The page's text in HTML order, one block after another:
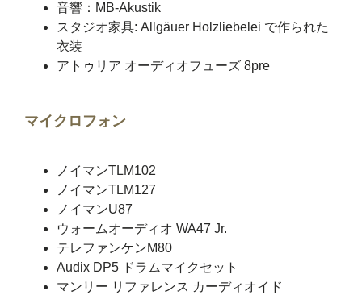
音響：MB-Akustik
スタジオ家具: Allgäuer Holzliebelei で作られた
衣装
アトゥリア オーディオフューズ 8pre
マイクロフォン
ノイマンTLM102
ノイマンTLM127
ノイマンU87
ウォームオーディオ WA47 Jr.
テレファンケンM80
Audix DP5 ドラムマイクセット
マンリー リファレンス カーディオイド